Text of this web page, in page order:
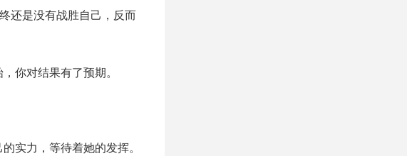
还是没有战胜自己，反而
你对结果有了预期。
实力，等待着她的发挥。